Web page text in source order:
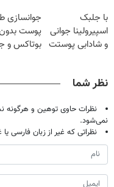
شدی🔥
با جلبک
اسپیرولینا جوانی
و شادابی پوستت
جوانسازی
پوست
بوتاکس و
نظر شما
نظرات حاوی توهین و
نمی‌شود.
نظراتی که غیر از زبان فارسی